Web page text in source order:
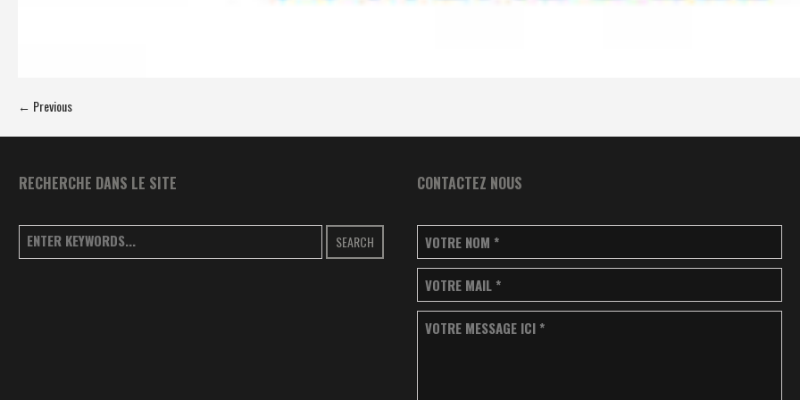
← Previous
RECHERCHE DANS LE SITE
SEARCH
CONTACTEZ NOUS
VOTRE NOM *
VOTRE MAIL *
VOTRE MESSAGE ICI *